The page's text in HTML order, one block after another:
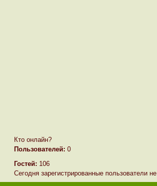
Кто онлайн?
Пользователей: 0
Гостей: 106
Сегодня зарегистрированные пользователи